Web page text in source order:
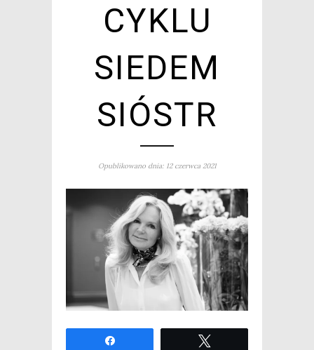
CYKLU
SIEDEM
SIÓSTR
Opublikowano dnia: 12 czerwca 2021